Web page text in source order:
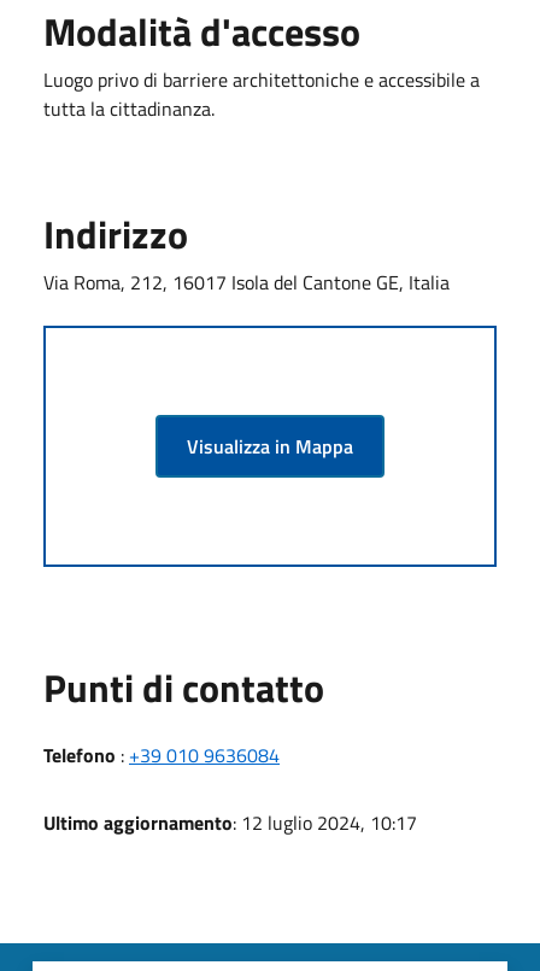
Modalità d'accesso
Luogo privo di barriere architettoniche e accessibile a
tutta la cittadinanza.
Indirizzo
Via Roma, 212, 16017 Isola del Cantone GE, Italia
Visualizza in Mappa
Punti di contatto
Telefono : +39 010 9636084
Ultimo aggiornamento: 12 luglio 2024, 10:17